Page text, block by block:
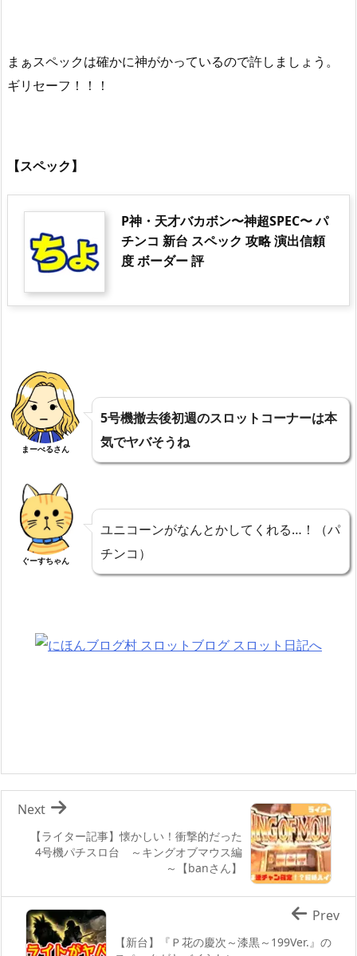
まぁスペックは確かに神がかっているので許しましょう。
ギリセーフ！！！
【スペック】
P神・天才バカボン〜神超SPEC〜 パ
チンコ 新台 スペック 攻略 演出信頼
度 ボーダー 評
まーべるさん
5号機撤去後初週のスロットコーナーは本
気でヤバそうね
ぐーすちゃん
ユニコーンがなんとかしてくれる…！（パ
チンコ）
【ライター記事】懐かしい！衝撃的だった
4号機パチスロ台 ～キングオブマウス編
～【banさん】
Next
【新台】『Ｐ花の慶次～漆黒～199Ver.』の
Prev